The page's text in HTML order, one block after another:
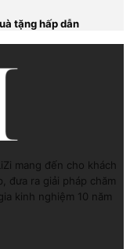
tặng hấp dẫn
mang đến cho khách
đưa ra giải pháp chăm
kinh nghiệm 10 năm